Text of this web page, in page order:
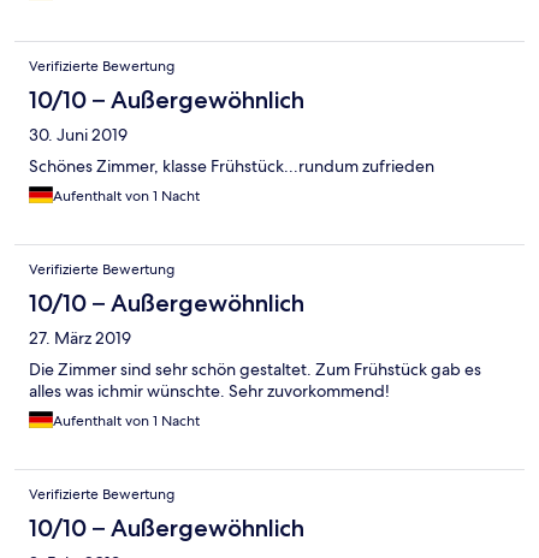
Verifizierte Bewertung
10/10 – Außergewöhnlich
30. Juni 2019
Schönes Zimmer, klasse Frühstück...rundum zufrieden
Aufenthalt von 1 Nacht
Verifizierte Bewertung
10/10 – Außergewöhnlich
27. März 2019
Die Zimmer sind sehr schön gestaltet. Zum Frühstück gab es
alles was ichmir wünschte. Sehr zuvorkommend!
Aufenthalt von 1 Nacht
Verifizierte Bewertung
10/10 – Außergewöhnlich